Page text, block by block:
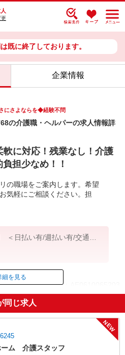
更
既に終了しております。
企業情報
にさよならを◆経験不問
の介護職・ヘルパーの求人情報詳
に対応！残業なし！介護
担少なめ！！
の職場をご案内します。希望
気軽にご相談ください。担
日払い有/週払い有/交通費
)＞
ID：AE0610065203
期間終了
細を見る
同じ求人
NEW
ーム 介護スタッフ